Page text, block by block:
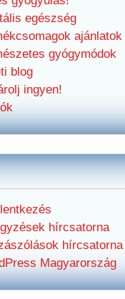
egészség
ajánlatok
gyógymódok
blog
ingyen!
hírcsatorna
hírcsatorna
Magyarország